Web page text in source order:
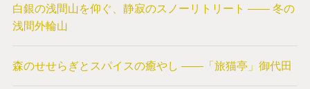
白銀の浅間山を仰ぐ、静寂のスノーリトリート —— 冬の
浅間外輪山
森のせせらぎとスパイスの癒やし ——「旅猫亭」御代田